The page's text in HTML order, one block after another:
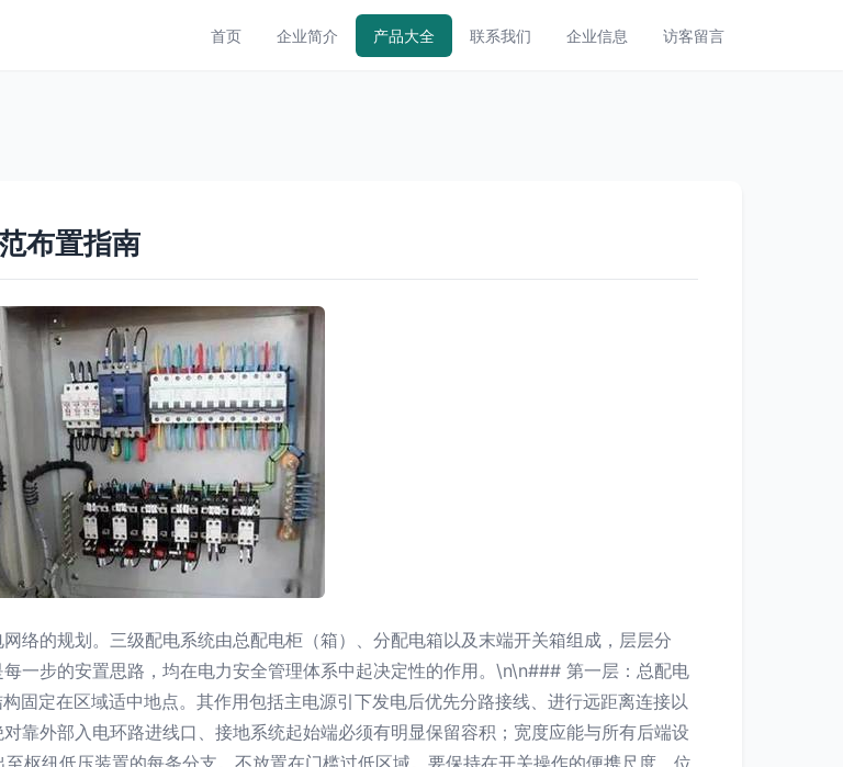
首页 企业简介 产品大全 联系我们 企业信息 访客留言
布置指南
络的规划。三级配电系统由总配电柜（箱）、分配电箱以及末端开关箱组成，层层分
一步的安置思路，均在电力安全管理体系中起决定性的作用。\n\n### 第一层：总配电
固定在区域适中地点。其作用包括主电源引下发电后优先分路接线、进行远距离连接以
靠外部入电环路进线口、接地系统起始端必须有明显保留容积；宽度应能与所有后端设
枢纽低压装置的每条分支。不放置在门槛过低区域。要保持在开关操作的便携尺度、位